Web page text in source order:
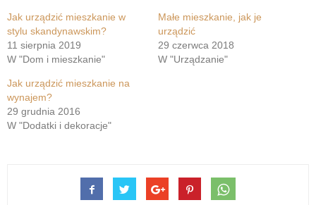
Jak urządzić mieszkanie w
stylu skandynawskim?
11 sierpnia 2019
W "Dom i mieszkanie"
Małe mieszkanie, jak je
urządzić
29 czerwca 2018
W "Urządzanie"
Jak urządzić mieszkanie na
wynajem?
29 grudnia 2016
W "Dodatki i dekoracje"